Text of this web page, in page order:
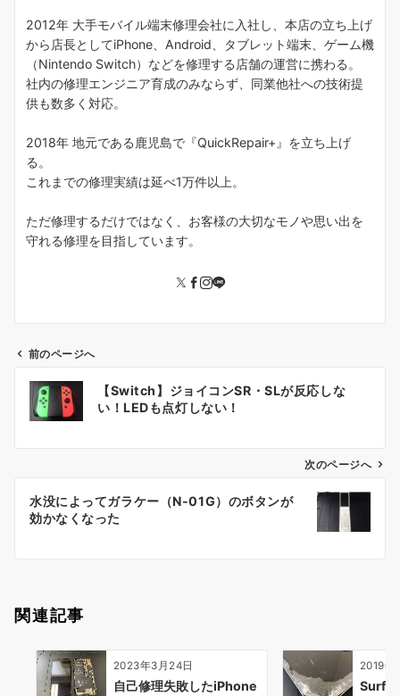
2012年 大手モバイル端末修理会社に入社し、本店の立ち上げ
から店長としてiPhone、Android、タブレット端末、ゲーム機
（Nintendo Switch）などを修理する店舗の運営に携わる。
社内の修理エンジニア育成のみならず、同業他社への技術提
供も数多く対応。
2018年 地元である鹿児島で『QuickRepair+』を立ち上げ
る。
これまでの修理実績は延べ1万件以上。
ただ修理するだけではなく、お客様の大切なモノや思い出を
守れる修理を目指しています。
ン
前のページへ
【Switch】ジョイコンSR・SLが反応しな
い！LEDも点灯しない！
次のページへ
水没によってガラケー（N-01G）のボタンが
効かなくなった
関連記事
2023年3月24日
自己修理失敗したiPhone
2019年